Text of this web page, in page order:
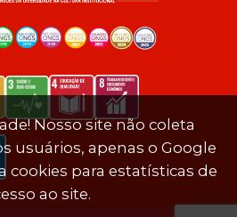
Nosso site não coleta
usuários, apenas o Google
cookies para estatísticas de
ao site.